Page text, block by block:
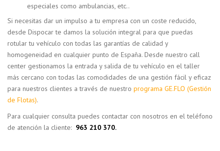
especiales como ambulancias, etc..
Si necesitas dar un impulso a tu empresa con un coste reducido,
desde Dispocar te damos la solución integral para que puedas
rotular tu vehículo con todas las garantías de calidad y
homogeneidad en cualquier punto de España. Desde nuestro call
center gestionamos la entrada y salida de tu vehículo en el taller
más cercano con todas las comodidades de una gestión fácil y eficaz
para nuestros clientes a través de nuestro programa GE.FLO (Gestión
de Flotas).
Para cualquier consulta puedes contactar con nosotros en el teléfono
de atención la cliente: 963 210 370.